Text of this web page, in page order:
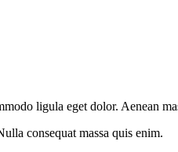
ligula eget dolor. Aenean
consequat massa quis enim.